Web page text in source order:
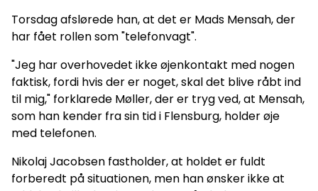
Torsdag afslørede han, at det er Mads Mensah, der
har fået rollen som "telefonvagt".
"Jeg har overhovedet ikke øjenkontakt med nogen
faktisk, fordi hvis der er noget, skal det blive råbt ind
til mig," forklarede Møller, der er tryg ved, at Mensah,
som han kender fra sin tid i Flensburg, holder øje
med telefonen.
Nikolaj Jacobsen fastholder, at holdet er fuldt
forberedt på situationen, men han ønsker ikke at